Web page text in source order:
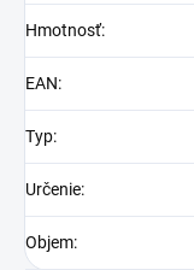
Hmotnosť:
EAN:
Typ:
Určenie:
Objem: